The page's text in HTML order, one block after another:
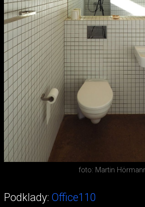
foto: Martin
Podklady: Office110